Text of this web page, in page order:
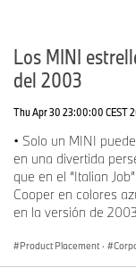
Los MINI
del 2003
Thu Apr 30 23:00:00 CEST
• Solo un MINI
en una divertida
que en el “Italian
Cooper en colores
en la versión de
Product Placement ·